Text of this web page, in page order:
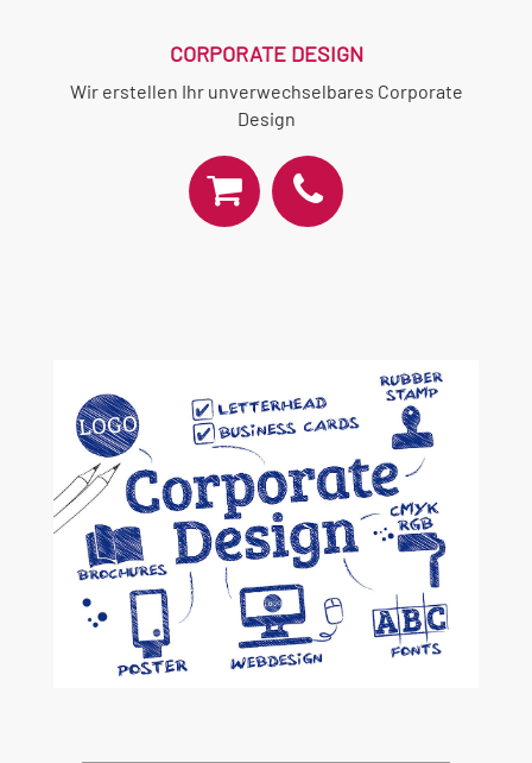
CORPORATE DESIGN
Wir erstellen Ihr unverwechselbares Corporate
Design